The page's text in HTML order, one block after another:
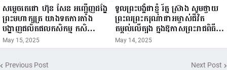
សម្តេចតេជោ ហ៊ុន សែន អញ្ជើញដង្ហែ
ព្រះមហាក្សត្រ យាងទតការតាំង
បង្ហាញផលិតផលកសិកម្ម កសិ
ឧស្សាហកម្ម និងសិប្បកម្ម ក្នុងព្រះរាជ
ពិធីច្រត់ព្រះនង្គ័ល...
May 15, 2025
ទូលព្រះបង្គំជាខ្ញុំ រ័ត្ន ស្រ៊ាង សូមថ្វាយ
ព្រះពរព្រះករុណាជាអម្ចាស់ជីវិត
តម្កល់លើត្បូង ក្នុងឱកាសព្រះរាជពិធី
ចម្រើនព្រះជន្ម គម្រប់ខួប៧២ យាងចូល
៧៣ព្រះវស្សា..
May 14, 2025
Previous Post Next Post